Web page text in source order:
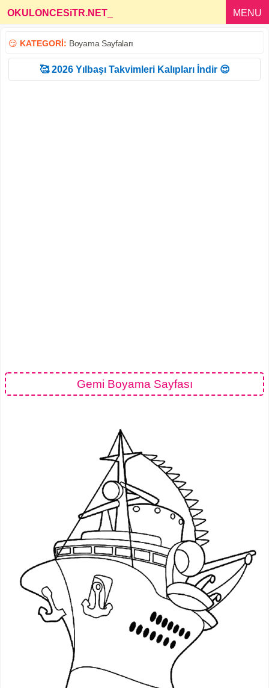
OKULONCESiTR.NET MENU
😏 KATEGORİ: Boyama Sayfaları
🥰 2026 Yılbaşı Takvimleri Kalıpları İndir 😍
Gemi Boyama Sayfası